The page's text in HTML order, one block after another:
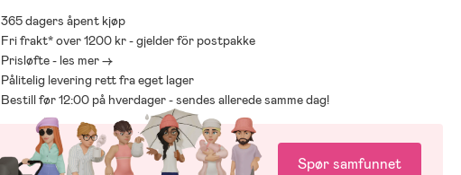
365 dagers åpent kjøp
Fri frakt* over 1200 kr - gjelder för postpakke
Prisløfte - les mer ->
Pålitelig levering rett fra eget lager
Bestill før 12:00 på hverdager - sendes allerede samme dag!
Spør samfunnet